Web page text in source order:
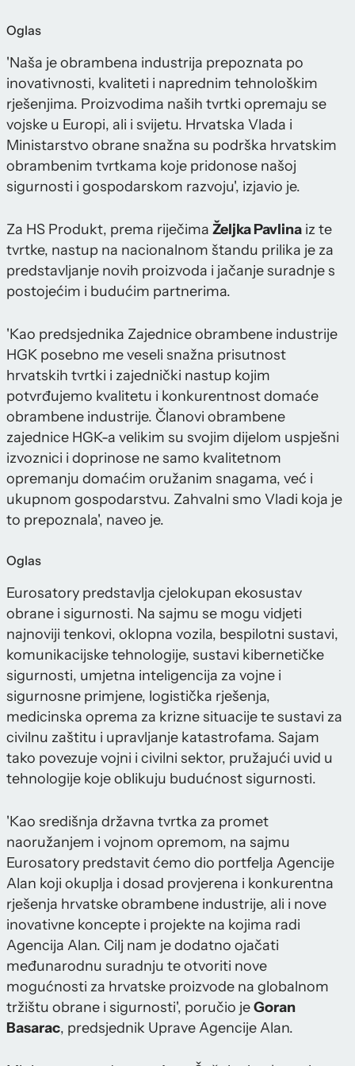
Oglas
'Naša je obrambena industrija prepoznata po
inovativnosti, kvaliteti i naprednim tehnološkim
rješenjima. Proizvodima naših tvrtki opremaju se
vojske u Europi, ali i svijetu. Hrvatska Vlada i
Ministarstvo obrane snažna su podrška hrvatskim
obrambenim tvrtkama koje pridonose našoj
sigurnosti i gospodarskom razvoju', izjavio je.
Za HS Produkt, prema riječima Željka Pavlina iz te
tvrtke, nastup na nacionalnom štandu prilika je za
predstavljanje novih proizvoda i jačanje suradnje s
postojećim i budućim partnerima.
'Kao predsjednika Zajednice obrambene industrije
HGK posebno me veseli snažna prisutnost
hrvatskih tvrtki i zajednički nastup kojim
potvrđujemo kvalitetu i konkurentnost domaće
obrambene industrije. Članovi obrambene
zajednice HGK-a velikim su svojim dijelom uspješni
izvoznici i doprinose ne samo kvalitetnom
opremanju domaćim oružanim snagama, već i
ukupnom gospodarstvu. Zahvalni smo Vladi koja je
to prepoznala', naveo je.
Oglas
Eurosatory predstavlja cjelokupan ekosustav
obrane i sigurnosti. Na sajmu se mogu vidjeti
najnoviji tenkovi, oklopna vozila, bespilotni sustavi,
komunikacijske tehnologije, sustavi kibernetičke
sigurnosti, umjetna inteligencija za vojne i
sigurnosne primjene, logistička rješenja,
medicinska oprema za krizne situacije te sustavi za
civilnu zaštitu i upravljanje katastrofama. Sajam
tako povezuje vojni i civilni sektor, pružajući uvid u
tehnologije koje oblikuju budućnost sigurnosti.
'Kao središnja državna tvrtka za promet
naoružanjem i vojnom opremom, na sajmu
Eurosatory predstavit ćemo dio portfelja Agencije
Alan koji okuplja i dosad provjerena i konkurentna
rješenja hrvatske obrambene industrije, ali i nove
inovativne koncepte i projekte na kojima radi
Agencija Alan. Cilj nam je dodatno ojačati
međunarodnu suradnju te otvoriti nove
mogućnosti za hrvatske proizvode na globalnom
tržištu obrane i sigurnosti', poručio jeGoran
Basarac, predsjednik Uprave Agencije Alan.